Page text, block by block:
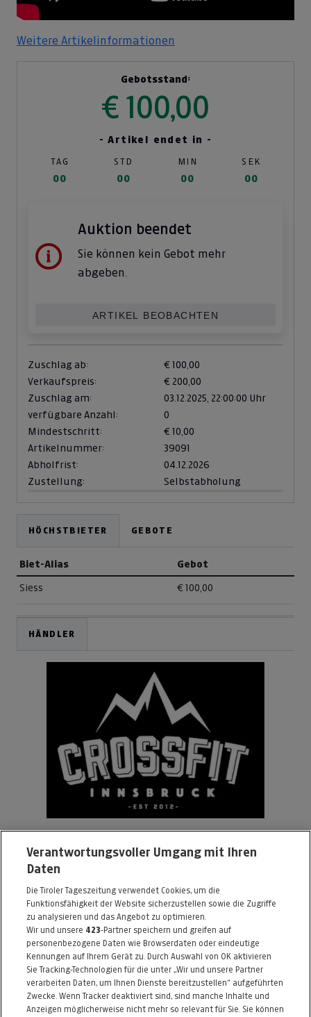
Weitere Artikelinformationen
Gebotsstand:
€ 100,00
- Artikel endet in -
TAG STD MIN SEK
00 00 00 00
Auktion beendet
Sie können kein Gebot mehr
abgeben.
ARTIKEL BEOBACHTEN
Zuschlag ab:
€ 100,00
Verkaufspreis:
€ 200,00
Zuschlag am:
03.12.2025, 22:00:00 Uhr
verfügbare Anzahl:
0
Mindestschritt:
€ 10,00
Artikelnummer:
39091
Abholfrist:
04.12.2026
Zustellung:
Selbstabholung
HÖCHSTBIETER GEBOTE
Biet-Alias Gebot
Siess € 100,00
HÄNDLER
CrossFit Innsbruck
Stadlweg 13
6020 Innsbruck
Telefon: 0664 / 3585227
E-Mail: office@crossfit-innsbruck.at
Alle Artikel des Händlers
Informationen zum Kaufvertrag
Verantwortungsvoller Umgang mit Ihren
Daten
Die Tiroler Tageszeitung verwendet Cookies, um die
Funktionsfähigkeit der Website sicherzustellen sowie die Zugriffe
zu analysieren und das Angebot zu optimieren.
Wir und unsere 423-Partner speichern und greifen auf
personenbezogene Daten wie Browserdaten oder eindeutige
Kennungen auf Ihrem Gerät zu. Durch Auswahl von OK aktivieren
Sie Tracking-Technologien für die unter „Wir und unsere Partner
verarbeiten Daten, um Ihnen Dienste bereitzustellen“ aufgeführten
Zwecke. Wenn Tracker deaktiviert sind, sind manche Inhalte und
Anzeigen möglicherweise nicht mehr so relevant für Sie. Sie können